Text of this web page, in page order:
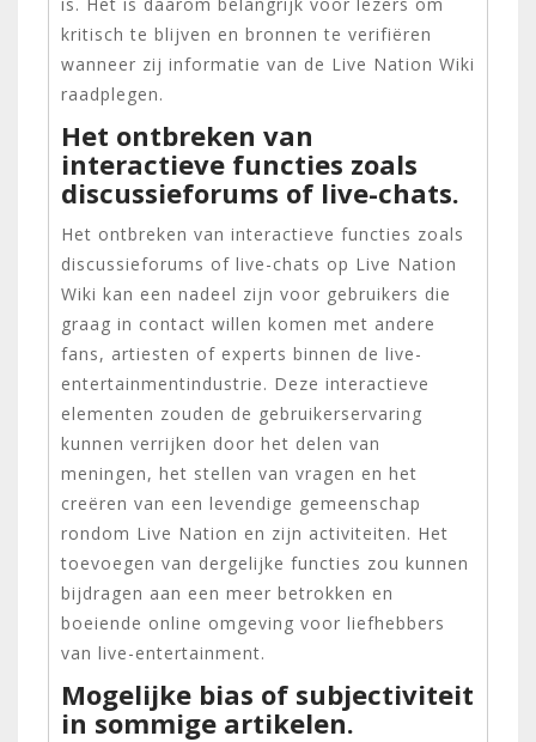
kritisch te blijven en bronnen te verifiëren
wanneer zij informatie van de Live Nation Wiki
raadplegen.
Het ontbreken van
interactieve functies zoals
discussieforums of live-chats.
Het ontbreken van interactieve functies zoals
discussieforums of live-chats op Live Nation
Wiki kan een nadeel zijn voor gebruikers die
graag in contact willen komen met andere
fans, artiesten of experts binnen de live-
entertainmentindustrie. Deze interactieve
elementen zouden de gebruikerservaring
kunnen verrijken door het delen van
meningen, het stellen van vragen en het
creëren van een levendige gemeenschap
rondom Live Nation en zijn activiteiten. Het
toevoegen van dergelijke functies zou kunnen
bijdragen aan een meer betrokken en
boeiende online omgeving voor liefhebbers
van live-entertainment.
Mogelijke bias of subjectiviteit
in sommige artikelen.